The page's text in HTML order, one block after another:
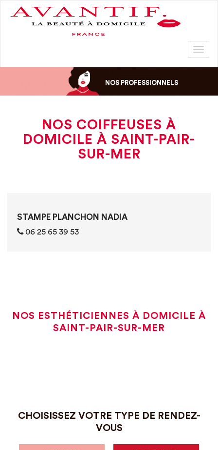
NOS PROFESSIONNELS
NOS COIFFEUSES À
DOMICILE À SAINT-PAIR-
SUR-MER
STAMPE PLANCHON NADIA
06 25 65 39 53
NOS ESTHÉTICIENNES À DOMICILE À
SAINT-PAIR-SUR-MER
CHOISISSEZ VOTRE TYPE DE RENDEZ-
VOUS